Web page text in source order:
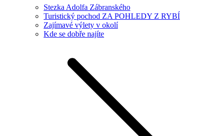
Stezka Adolfa Zábranského
Turistický pochod ZA POHLEDY Z RYBÍ
Zajímavé výlety v okolí
Kde se dobře najíte